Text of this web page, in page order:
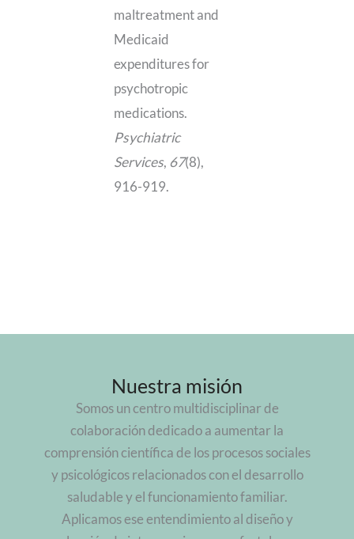
maltreatment and
Medicaid
expenditures for
psychotropic
medications.
Psychiatric
Services, 67(8),
916-919.
Nuestra misión
Somos un centro multidisciplinar de
colaboración dedicado a aumentar la
comprensión científica de los procesos sociales
y psicológicos relacionados con el desarrollo
saludable y el funcionamiento familiar.
Aplicamos ese entendimiento al diseño y